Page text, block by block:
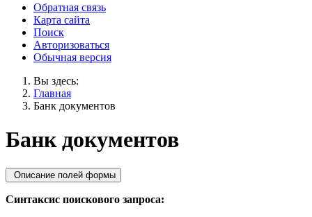
Обратная связь
Карта сайта
Поиск
Авторизоваться
Обычная версия
Вы здесь:
Главная
Банк документов
Банк документов
Описание полей формы
Синтаксис поискового запроса: